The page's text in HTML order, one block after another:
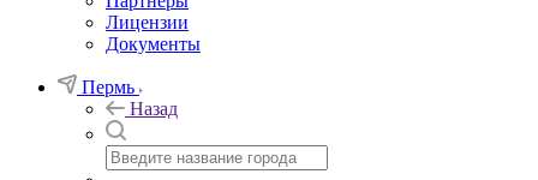
Лицензии
Документы
Пермь
Назад